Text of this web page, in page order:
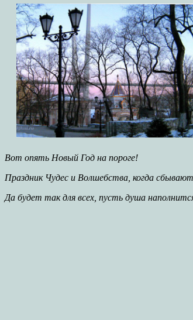
Вот опять Новый Год на пороге!
Праздник Чудес и Волшебства, когда
Да будет так для всех, пусть душа